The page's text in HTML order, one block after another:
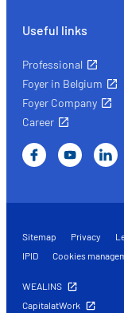
Useful links
Professional
Foyer in Belgium
Foyer Company
Career
Sitemap Privacy
IPID
Cookies
WEALINS
CapitalatWork